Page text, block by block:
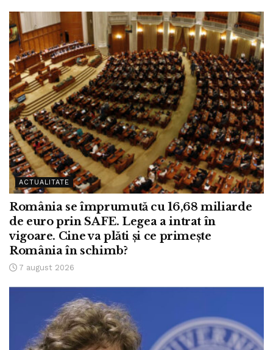
ACTUALITATE
România se împrumută cu 16,68 miliarde
de euro prin SAFE. Legea a intrat în
vigoare. Cine va plăti și ce primește
România în schimb?
7 august 2026